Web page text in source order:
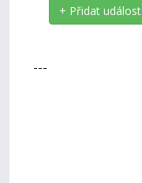
+ Přidat událost
---